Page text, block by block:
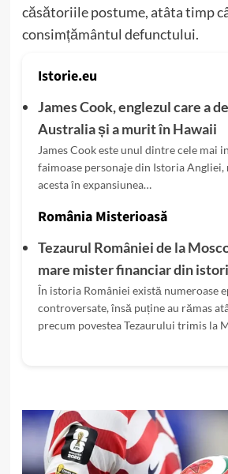
căsătoriile postume, atâta timp
consimțământul defunctului.
Istorie.eu
James Cook, englezul care a
Australia și a murit în Hawaii
James Cook este unul dintre cele mai
faimoase personaje din Istoria
acesta în expansiunea…
România Misterioasă
Tezaurul României de la
mare mister financiar din
În istoria României există numeroase
controversate, însă puține au rămas
precum povestea Tezaurului trimis la